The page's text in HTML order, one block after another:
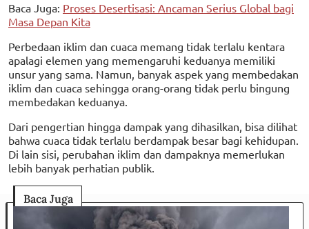
Baca Juga: Proses Desertisasi: Ancaman Serius Global bagi
Masa Depan Kita
Perbedaan iklim dan cuaca memang tidak terlalu kentara
apalagi elemen yang memengaruhi keduanya memiliki
unsur yang sama. Namun, banyak aspek yang membedakan
iklim dan cuaca sehingga orang-orang tidak perlu bingung
membedakan keduanya.
Dari pengertian hingga dampak yang dihasilkan, bisa dilihat
bahwa cuaca tidak terlalu berdampak besar bagi kehidupan.
Di lain sisi, perubahan iklim dan dampaknya memerlukan
lebih banyak perhatian publik.
Baca Juga